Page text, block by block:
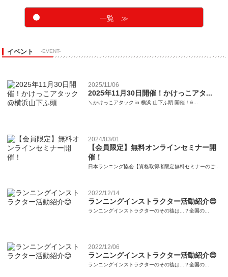
一覧 ≫
イベント -EVENT-
2025/11/06
2025年11月30日開催！かけっこアタ...
＼かけっこアタック in 横浜 山下ふ頭 開催！&...
2024/03/01
【会員限定】無料オンラインセミナー開
催！
日本ランニング協会【資格取得者限定無料セミナーのご...
2022/12/14
ランニングインストラクター活動紹介😊
ランニングインストラクターのその後は...？全国の...
2022/12/06
ランニングインストラクター活動紹介😊
ランニングインストラクターのその後は...？全国の...